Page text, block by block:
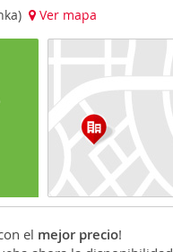
Ver mapa
el mejor precio!